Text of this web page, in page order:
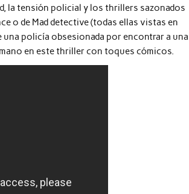
la tensión policial y los thrillers sazonados
o de Mad detective (todas ellas vistas en
una policía obsesionada por encontrar a una
en este thriller con toques cómicos.